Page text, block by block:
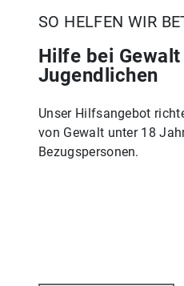
SO HELFEN WIR
Hilfe bei Gewalt
Jugendlichen
Unser Hilfsangebot
von Gewalt unter 18
Bezugspersonen.